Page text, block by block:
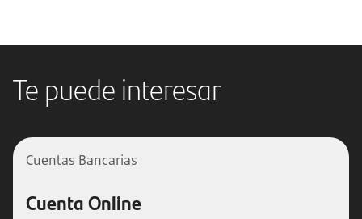
Te puede interesar
Cuentas Bancarias
Cuenta Online